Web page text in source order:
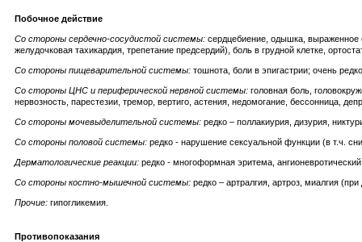
Побочное действие
Со стороны сердечно-сосудистой системы: сердцебиение, одышка, выраженное
желудочковая тахикардия, трепетание предсердий), боль в грудной клетке,
Со стороны пищеварительной системы: тошнота, боли в эпигастрии; очень
Со стороны ЦНС и периферической нервной системы: головная боль,
нервозность, парестезии, тремор, вертиго, астения, недомогание, бессонница,
Со стороны мочевыделительной системы: редко – поллакиурия, дизурия,
Со стороны половой системы: редко - нарушение сексуальной функции (в т.ч.
Дерматологические реакции: редко - многоформная эритема,
Со стороны костно-мышечной системы: редко – артралгия, артроз, миалгия
Прочие: гипогликемия.
Противопоказания